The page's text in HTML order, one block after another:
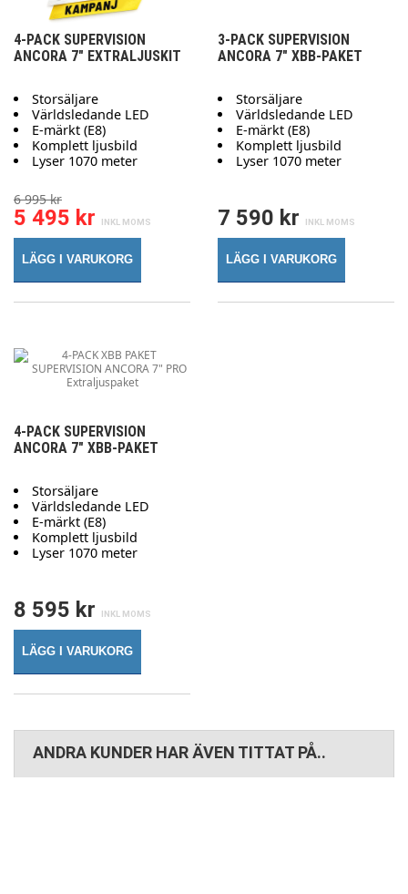
4-PACK SUPERVISION
ANCORA 7" EXTRALJUSKIT
Storsäljare
Världsledande LED
E-märkt (E8)
Komplett ljusbild
Lyser 1070 meter
6 995 kr
5 495 kr
LÄGG I VARUKORG
3-PACK SUPERVISION
ANCORA 7" XBB-PAKET
Storsäljare
Världsledande LED
E-märkt (E8)
Komplett ljusbild
Lyser 1070 meter
7 590 kr
LÄGG I VARUKORG
4-PACK SUPERVISION
ANCORA 7" XBB-PAKET
Storsäljare
Världsledande LED
E-märkt (E8)
Komplett ljusbild
Lyser 1070 meter
8 595 kr
LÄGG I VARUKORG
ANDRA KUNDER HAR ÄVEN TITTAT PÅ..